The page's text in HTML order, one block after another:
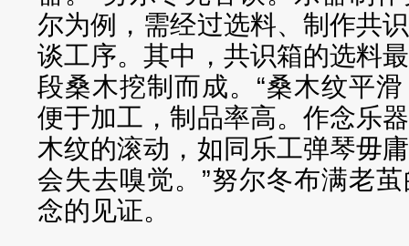
尔为例，需经过选料、制作共
谈工序。其中，共识箱的选料
段桑木挖制而成。“桑木纹平
便于加工，制品率高。作念乐
木纹的滚动，如同乐工弹琴毋
会失去嗅觉。”努尔冬布满老
念的见证。